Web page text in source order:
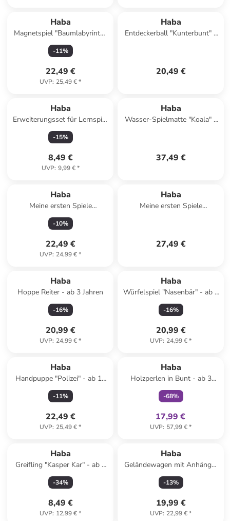
Haba
Magnetspiel "Baumlabyrinth"
- ab 2 Jahren
-11%
22,49 €
UVP: 25,49 €*
Haba
Entdeckerball "Kunterbunt" -
20,49 €
Haba
Erweiterungsset für Lernspiel
"Logic Case - Gefährliche
Tiere" - ab 7 Jahren
-15%
8,49 €
UVP: 9,99 €*
Haba
Wasser-Spielmatte "Koala" -
37,49 €
Haba
Meine ersten Spiele
"Feuerwehr" - ab 2 Jahren
-10%
22,49 €
UVP: 24,99 €*
Haba
Meine ersten Spiele
27,49 €
Haba
Hoppe Reiter - ab 3 Jahren
-16%
20,99 €
UVP: 24,99 €*
Haba
Würfelspiel "Nasenbär" - ab 4
Jahren
-16%
20,99 €
UVP: 24,99 €*
Haba
Handpuppe "Polizei" - ab 18
Monaten
-11%
22,49 €
UVP: 25,49 €*
Haba
Holzperlen in Bunt - ab 3
Jahren
-68%
17,99 €
UVP: 57,99 €*
Haba
Greifling "Kasper Kar" - ab 6
Monaten
-34%
8,49 €
UVP: 12,99 €*
Haba
Geländewagen mit Anhänger
in Grün - ab 2 Jahren
-13%
19,99 €
UVP: 22,99 €*